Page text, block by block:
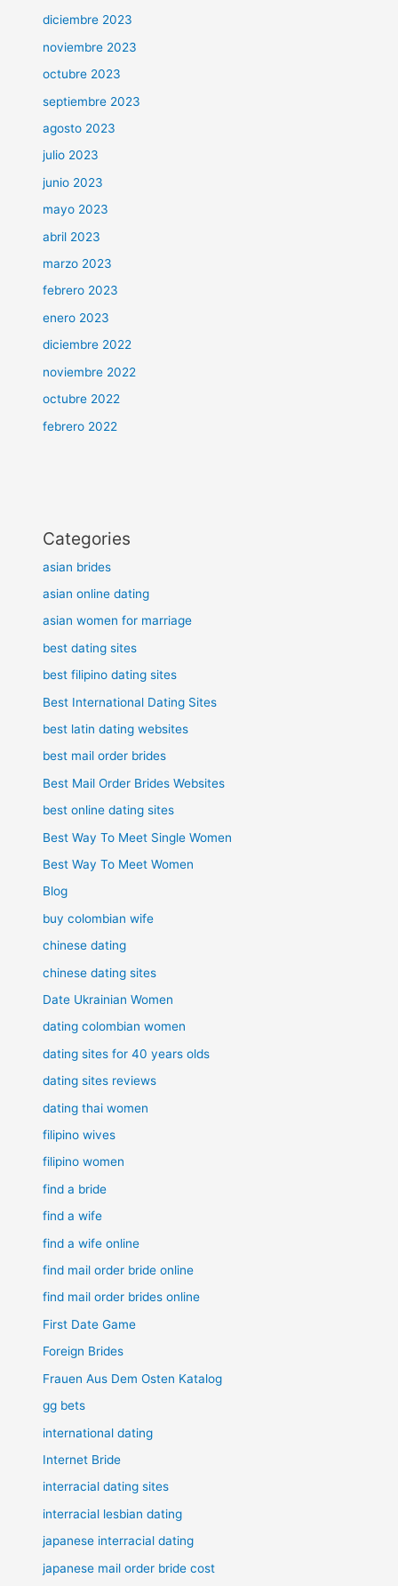
diciembre 2023
noviembre 2023
octubre 2023
septiembre 2023
agosto 2023
julio 2023
junio 2023
mayo 2023
abril 2023
marzo 2023
febrero 2023
enero 2023
diciembre 2022
noviembre 2022
octubre 2022
febrero 2022
Categories
asian brides
asian online dating
asian women for marriage
best dating sites
best filipino dating sites
Best International Dating Sites
best latin dating websites
best mail order brides
Best Mail Order Brides Websites
best online dating sites
Best Way To Meet Single Women
Best Way To Meet Women
Blog
buy colombian wife
chinese dating
chinese dating sites
Date Ukrainian Women
dating colombian women
dating sites for 40 years olds
dating sites reviews
dating thai women
filipino wives
filipino women
find a bride
find a wife
find a wife online
find mail order bride online
find mail order brides online
First Date Game
Foreign Brides
Frauen Aus Dem Osten Katalog
gg bets
international dating
Internet Bride
interracial dating sites
interracial lesbian dating
japanese interracial dating
japanese mail order bride cost